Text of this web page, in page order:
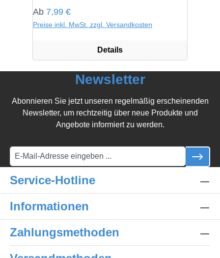
Regulärer Preis:
Ab 7,99 €
Preise inkl. MwSt. zzgl. Versandkosten
Details
Newsletter
Abonnieren Sie jetzt unseren regelmäßig erscheinenden
Newsletter, um rechtzeitig über neue Produkte und
Angebote informiert zu werden.
Service-Hotline
Informationen
Zahlungsmethoden